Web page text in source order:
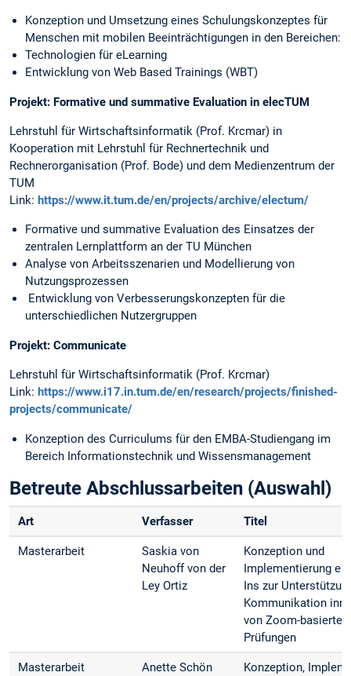
Konzeption und Umsetzung eines Schulungskonzeptes für
Menschen mit mobilen Beeinträchtigungen in den Bereichen:
Technologien für eLearning
Entwicklung von Web Based Trainings (WBT)
Projekt: Formative und summative Evaluation in elecTUM
Lehrstuhl für Wirtschaftsinformatik (Prof. Krcmar) in
Kooperation mit Lehrstuhl für Rechnertechnik und
Rechnerorganisation (Prof. Bode) und dem Medienzentrum der
TUM
Link: https://www.it.tum.de/en/projects/archive/electum/
Formative und summative Evaluation des Einsatzes der
zentralen Lernplattform an der TU München
Analyse von Arbeitsszenarien und Modellierung von
Nutzungsprozessen
Entwicklung von Verbesserungskonzepten für die
unterschiedlichen Nutzergruppen
Projekt: Communicate
Lehrstuhl für Wirtschaftsinformatik (Prof. Krcmar)
Link: https://www.i17.in.tum.de/en/research/projects/finished-
projects/communicate/
Konzeption des Curriculums für den EMBA-Studiengang im
Bereich Informationstechnik und Wissensmanagement
Betreute Abschlussarbeiten (Auswahl)
Art Verfasser Titel
Masterarbeit
Saskia von
Neuhoff von der
Ley Ortiz
Konzeption und
Implementierung
Ins zur
Kommunikation
von Zoom-basierten
Prüfungen
Masterarbeit Anette Schön
Konzeption,